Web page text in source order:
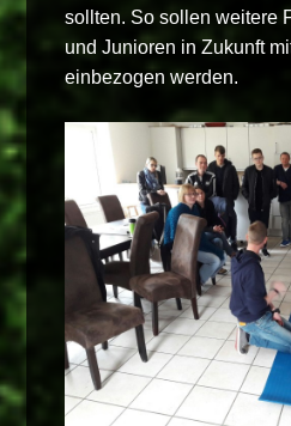
sollten. So sollen weitere
und Junioren in Zukunft
einbezogen werden.